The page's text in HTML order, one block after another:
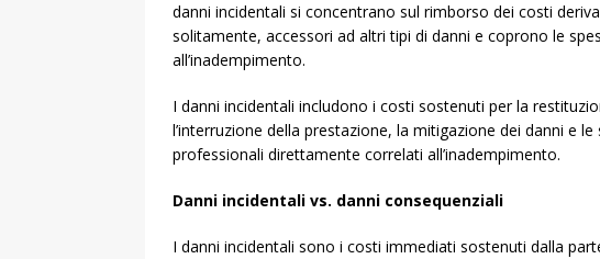
danni incidentali si concentrano sul rimborso dei costi
solitamente, accessori ad altri tipi di danni e coprono le
all’inadempimento.
I danni incidentali includono i costi sostenuti per la
l’interruzione della prestazione, la mitigazione dei danni e
professionali direttamente correlati all’inadempimento.
Danni incidentali vs. danni consequenziali
I danni incidentali sono i costi immediati sostenuti dalla